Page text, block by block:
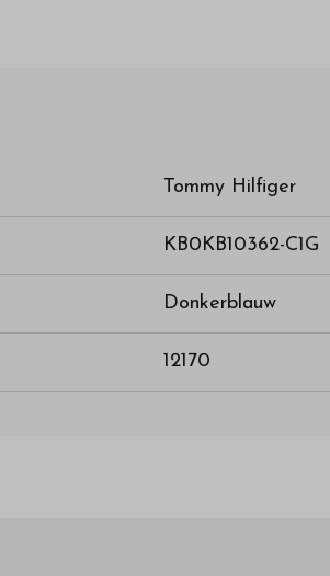
Tommy Hilfiger
KB0KB10362-C1G
Donkerblauw
12170